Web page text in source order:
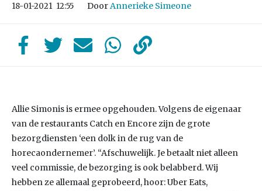
18-01-2021 12:55 DoorAnnerieke Simeone
Allie Simonis is ermee opgehouden. Volgens de eigenaar
van de restaurants Catch en Encore zijn de grote
bezorgdiensten ‘een dolk in de rug van de
horecaondernemer’. “Afschuwelijk. Je betaalt niet alleen
veel commissie, de bezorging is ook belabberd. Wij
hebben ze allemaal geprobeerd, hoor: Uber Eats,